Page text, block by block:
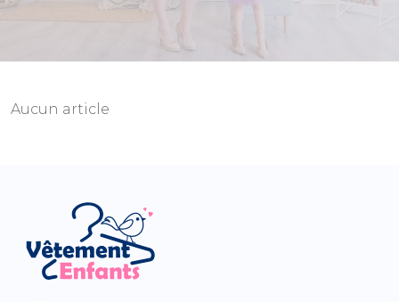
Aucun article